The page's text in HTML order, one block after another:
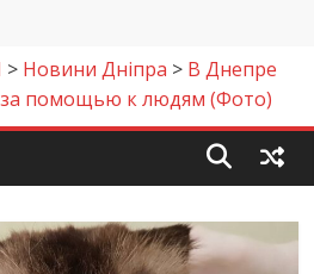
> Новини Дніпра > В Днепре
помощью к людям (Фото)